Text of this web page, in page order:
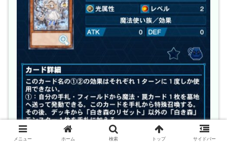
メニュー ホーム 検索 トップ サイドバー